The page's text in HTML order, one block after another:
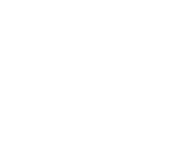
Ref: 139419-1601, Preis: